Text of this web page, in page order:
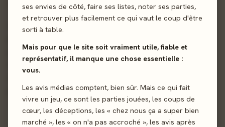
ses envies de côté, faire ses listes, noter ses parties,
et retrouver plus facilement ce qui vaut le coup d'être
sorti à table.
Mais pour que le site soit vraiment utile, fiable et
représentatif, il manque une chose essentielle :
vous.
Les avis médias comptent, bien sûr. Mais ce qui fait
vivre un jeu, ce sont les parties jouées, les coups de
cœur, les déceptions, les « chez nous ça a super bien
marché », les « on n'a pas accroché », les avis après
01 - LE JEU
L'hiver vient !. L'ère glaciaire approche et avec elle, une
pour survivre et s'adapter aux changements climatiques.
Incarnez un Mammifère, Reptile, Oiseau, Amphibien,
propagez vous et engrangez les points de victoire !
Développement Pose d’ouvriers Conquête